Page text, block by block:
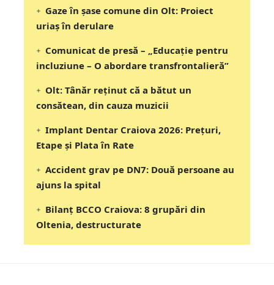
Gaze în șase comune din Olt: Proiect
uriaș în derulare
Comunicat de presă – „Educație pentru
incluziune – O abordare transfrontalieră”
Olt: Tânăr reţinut că a bătut un
consătean, din cauza muzicii
Implant Dentar Craiova 2026: Preţuri,
Etape şi Plata în Rate
Accident grav pe DN7: Două persoane au
ajuns la spital
Bilanț BCCO Craiova: 8 grupări din
Oltenia, destructurate